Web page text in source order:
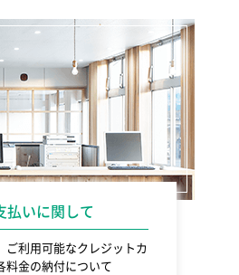
払いに関して
ご利用可能なクレジットカ
料金の納付について